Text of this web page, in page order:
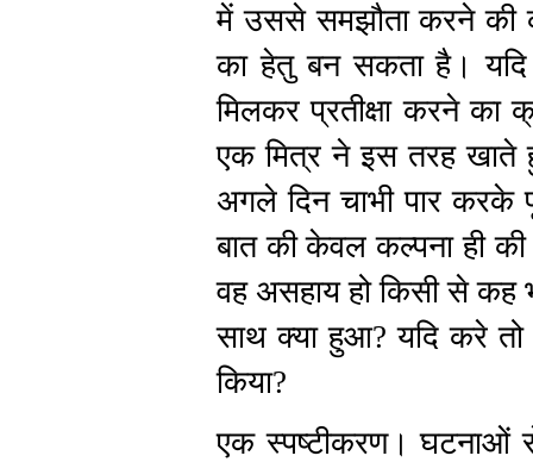
में उससे समझौता करने की
का हेतु बन सकता है। यदि
मिलकर प्रतीक्षा करने का
एक मित्र ने इस तरह खाते
अगले दिन चाभी पार करके
बात की केवल कल्पना ही
वह असहाय हो किसी से कह
साथ क्या हुआ? यदि करे
किया?
एक स्पष्टीकरण। घटनाओं